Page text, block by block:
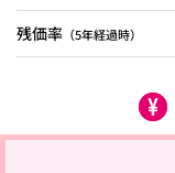
残価率 （5年経過時）